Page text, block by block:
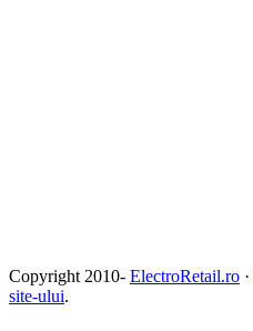
Copyright 2010- ElectroRetail.ro ·
site-ului.